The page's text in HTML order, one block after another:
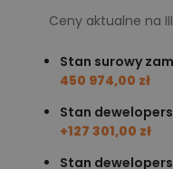
Ceny aktualne na
Stan surowy
450 974,00 zł
Stan
+127 301,00 zł
Stan